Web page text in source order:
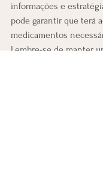
informações e
pode garantir que terá
medicamentos
Lembre-se de manter